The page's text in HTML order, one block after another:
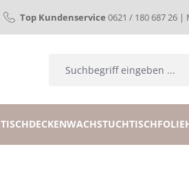
Top Kundenservice 0621 / 180 687 26 |
TISCHDECKENWACHSTUCHTISCHFOLIE